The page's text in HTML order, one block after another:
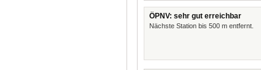
ÖPNV: sehr gut erreichbar
Nächste Station bis 500 m entfernt.